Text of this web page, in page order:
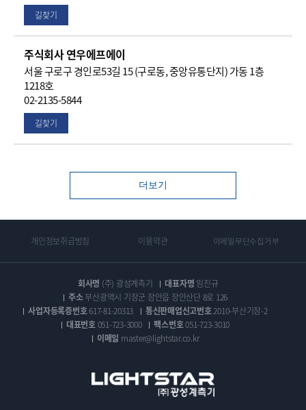
길찾기
주식회사 연우에프에이
서울 구로구 경인로53길 15 (구로동, 중앙유통단지) 가동 1층
1218호
02-2135-5844
길찾기
더보기
개인정보취급방침 이용약관 이메일무단수집거부
회사명 (주) 광성계측기 대표자명 임진규
주소부산광역시 기장군 장안읍 장안산단 8로 126
사업자등록증번호617-81-20313 통신판매업신고번호2010-부산기장-2
대표번호051-723-3000 팩스번호051-723-3010
이메일 master@lightstar.co.kr